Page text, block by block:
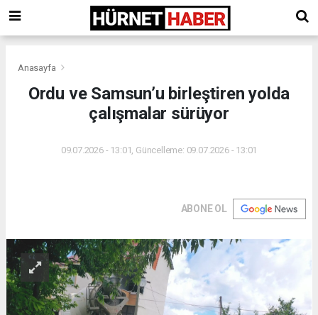
Anasayfa
Ordu ve Samsun’u birleştiren yolda
çalışmalar sürüyor
09.07.2026 - 13:01, Güncelleme: 09.07.2026 - 13:01
ABONE OL